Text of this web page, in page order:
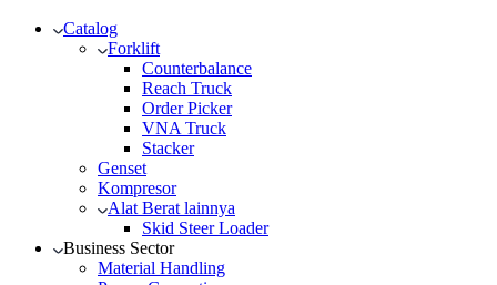
Catalog
Forklift
Counterbalance
Reach Truck
Order Picker
VNA Truck
Stacker
Genset
Kompresor
Alat Berat lainnya
Skid Steer Loader
Business Sector
Material Handling